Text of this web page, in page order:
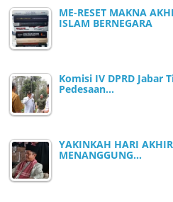
ME-RESET MAKNA
ISLAM BERNEGARA
Komisi IV DPRD Jabar
Pedesaan…
YAKINKAH HARI
MENANGGUNG…